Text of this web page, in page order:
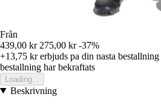
Från
439,00 kr 275,00 kr -37%
+13,75 krerbjuds pa din nasta bestallning
bestallning har bekraftats
Loading...
Beskrivning